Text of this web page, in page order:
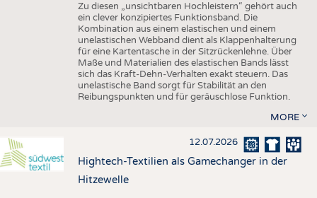
Zu diesen „unsichtbaren Hochleistern“ gehört auch
ein clever konzipiertes Funktionsband. Die
Kombination aus einem elastischen und einem
unelastischen Webband dient als Klappenhalterung
für eine Kartentasche in der Sitzrückenlehne. Über
Maße und Materialien des elastischen Bands lässt
sich das Kraft-Dehn-Verhalten exakt steuern. Das
unelastische Band sorgt für Stabilität an den
Reibungspunkten und für geräuschlose Funktion.
MORE
12.07.2026
Hightech-Textilien als Gamechanger in der
Hitzewelle